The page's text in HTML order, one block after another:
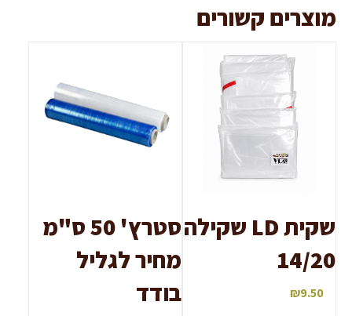
מוצרים קשורים
שקית LD שקילה
14/20
₪9.50
סטרץ' 50 ס"מ
מחיר לגליל
בודד